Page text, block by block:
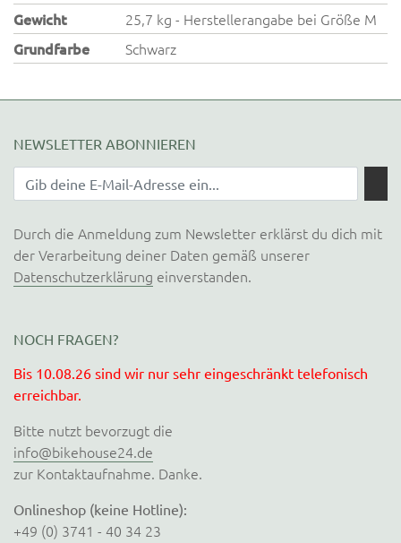
Gewicht
25,7 kg - Herstellerangabe bei Größe M
Grundfarbe
Schwarz
NEWSLETTER ABONNIEREN
Durch die Anmeldung zum Newsletter erklärst du dich mit
der Verarbeitung deiner Daten gemäß unserer
Datenschutzerklärung einverstanden.
NOCH FRAGEN?
Bis 10.08.26 sind wir nur sehr eingeschränkt telefonisch
erreichbar.
Bitte nutzt bevorzugt die
info@bikehouse24.de
zur Kontaktaufnahme. Danke.
Onlineshop (keine Hotline):
+49 (0) 3741 - 40 34 23